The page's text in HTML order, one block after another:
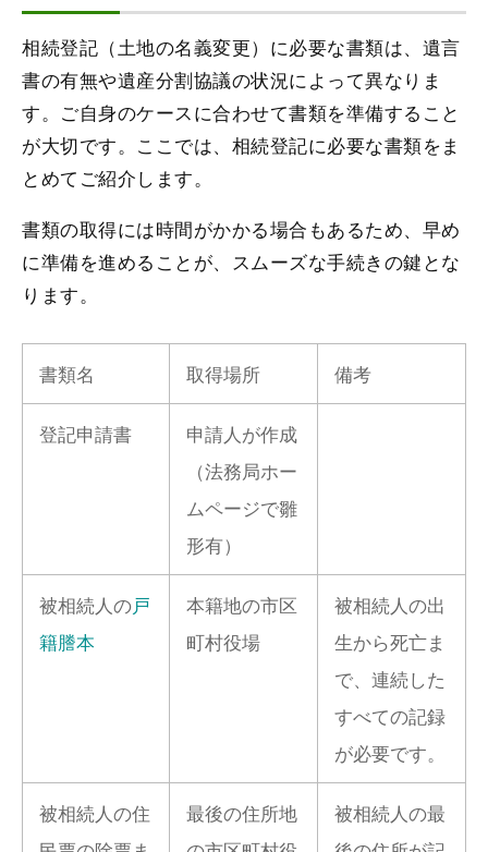
相続登記（土地の名義変更）に必要な書類は、遺言
書の有無や遺産分割協議の状況によって異なりま
す。ご自身のケースに合わせて書類を準備すること
が大切です。ここでは、相続登記に必要な書類をま
とめてご紹介します。
書類の取得には時間がかかる場合もあるため、早め
に準備を進めることが、スムーズな手続きの鍵とな
ります。
書類名 取得場所 備考
登記申請書
申請人が作成
（法務局ホー
ムページで雛
形有）
被相続人の戸
籍謄本
本籍地の市区
町村役場
被相続人の出
生から死亡ま
で、連続した
すべての記録
が必要です。
被相続人の住
最後の住所地
被相続人の最